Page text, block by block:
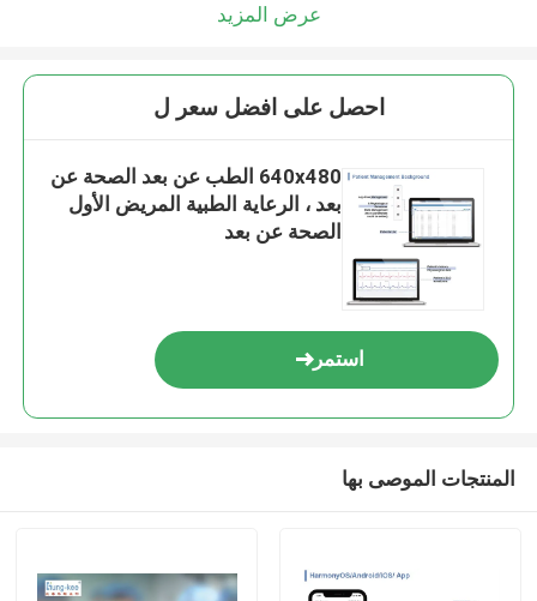
عرض المزيد
احصل على افضل سعر ل
640x480 الطب عن بعد الصحة عن
بعد ، الرعاية الطبية المريض الأول
الصحة عن بعد
استمر
المنتجات الموصى بها